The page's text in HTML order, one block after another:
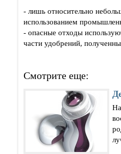
- лишь относительно
использованием
- опасные отходы
части удобрений,
Смотрите еще: